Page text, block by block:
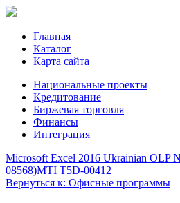
Главная
Каталог
Карта сайта
Национальные проекты
Кредитование
Биржевая торговля
Финансы
Интеграция
Microsoft Excel 2016 Ukrainian OLP
08568)MTI T5D-00412
Вернуться к: Офисные программы